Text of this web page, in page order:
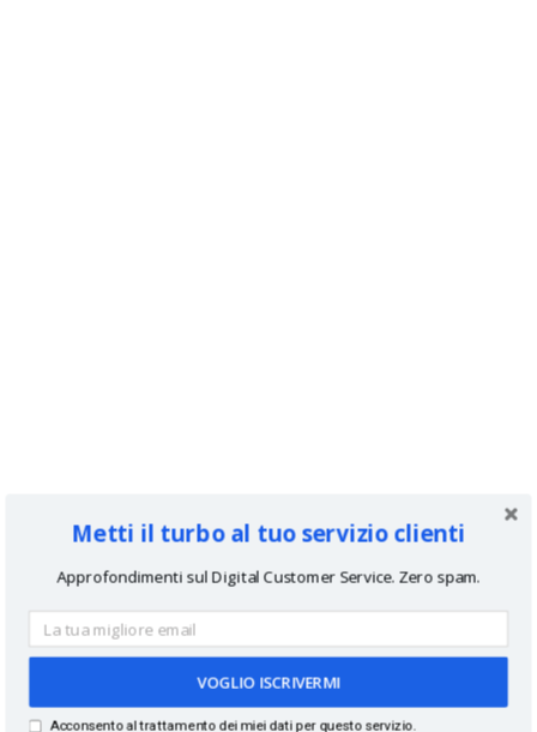
Metti il turbo al tuo servizio clienti
Approfondimenti sul Digital Customer Service. Zero spam.
VOGLIO ISCRIVERMI
Acconsento al trattamento dei miei dati per questo servizio.